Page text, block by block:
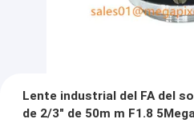
Lente industrial del FA del
de 2/3" de 50m m F1.8